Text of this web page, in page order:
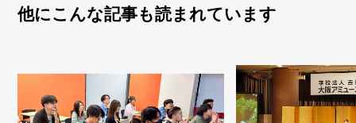
他にこんな記事も読まれています